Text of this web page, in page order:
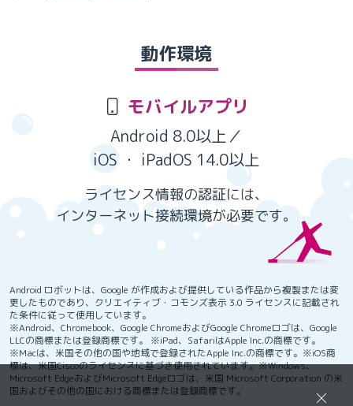
動作環境
モバイルアプリ
Android 8.0以上／
iOS ・ iPadOS 14.0以上
ライセンス情報の認証には、
インターネット接続環境が必要です。
Android ロボットは、Google が作成および提供している作品から複製または変
更したものであり、クリエイティブ・コモンズ表示 3.0 ライセンスに記載され
た条件に従って使用しています。
※Android、Chromebook、Google ChromeおよびGoogle Chromeロゴは、Google
LLCの商標または登録商標です。 ※iPad、SafariはApple Inc.の商標です。
※Macは、米国その他の国や地域で登録されたApple Inc.の商標です。※iOS商
標は、米国Ciscoのライセンスに基づき使用されています。※Windows、
Microsoft EdgeおよびMicrosoft Edgeロゴは、米国 Microsoft Corporation の米
国およびその他の国における商標または登録商標です。